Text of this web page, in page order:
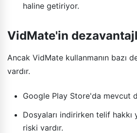
haline getiriyor.
VidMate'in
Ancak VidMate kullanmanın bazı
vardır.
Google Play Store'da mevcut
Dosyaları indirirken telif hakkı
riski vardır.